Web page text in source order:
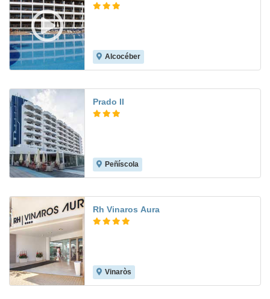
Alcocéber
Prado II
Peñíscola
Rh Vinaros Aura
Vinaròs